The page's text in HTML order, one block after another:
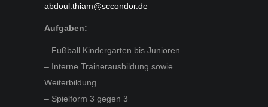
abdoul.thiam@sccondor.de
Aufgaben:
– Fußball Kindergarten bis Junioren
– Interne Trainerausbildung sowie
Weiterbildung
– Spielform 3 gegen 3